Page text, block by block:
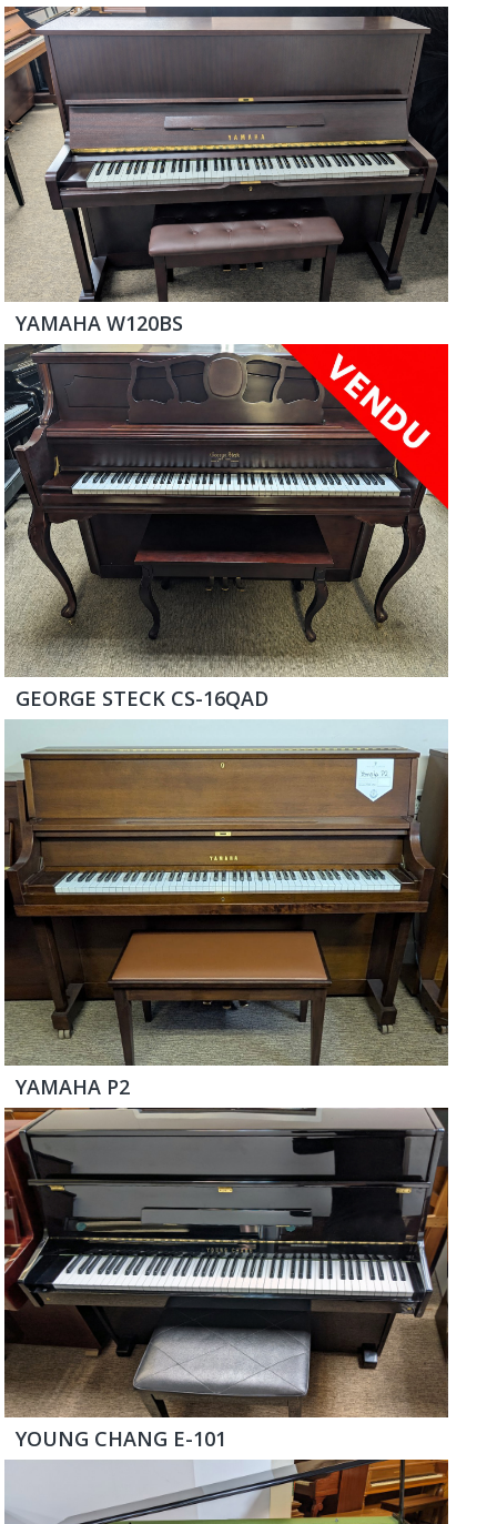
YAMAHA W120BS
GEORGE STECK CS-16QAD
YAMAHA P2
YOUNG CHANG E-101